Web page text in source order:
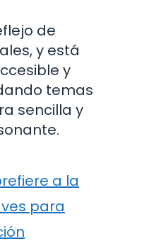
de
y está
y
temas
sencilla y
a la
para